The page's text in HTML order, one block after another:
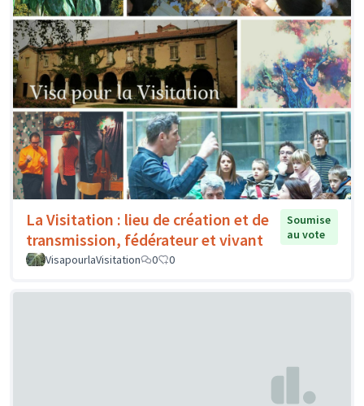
La Visitation : lieu de création et de
transmission, fédérateur et vivant
Soumise
au vote
VisapourlaVisitation
0 0